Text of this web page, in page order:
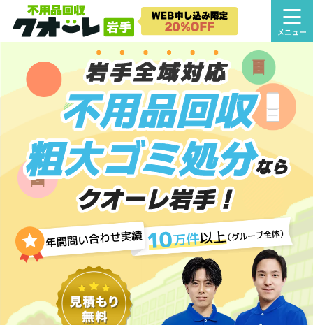
岩手全域対応
不用品回収
粗大ゴミ処分なら
クオーレ岩手！